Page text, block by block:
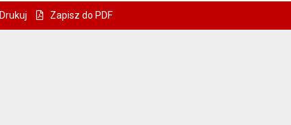
Drukuj Zapisz do PDF